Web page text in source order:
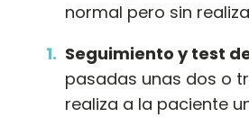
normal pero sin
Seguimiento y test
pasadas unas dos o
realiza a la paciente